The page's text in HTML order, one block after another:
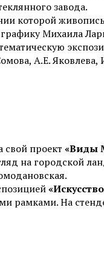
завода.
которой
Михаила
А.Е.
свой проект «Виды
на городской
рамками. На